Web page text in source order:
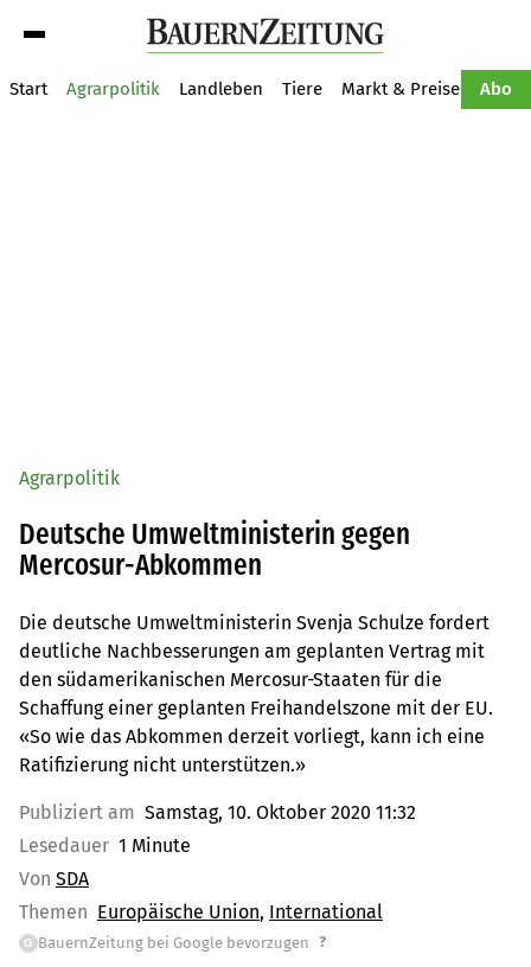
Start Agrarpolitik Landleben Tiere Markt & Preise Abo
Agrarpolitik
Deutsche Umweltministerin gegen
Mercosur-Abkommen
Die deutsche Umweltministerin Svenja Schulze fordert
deutliche Nachbesserungen am geplanten Vertrag mit
den südamerikanischen Mercosur-Staaten für die
Schaffung einer geplanten Freihandelszone mit der EU.
«So wie das Abkommen derzeit vorliegt, kann ich eine
Ratifizierung nicht unterstützen.»
Publiziert am Samstag, 10. Oktober 2020 11:32
Lesedauer 1 Minute
Von SDA
Themen Europäische Union International
G BauernZeitung bei Google bevorzugen ?